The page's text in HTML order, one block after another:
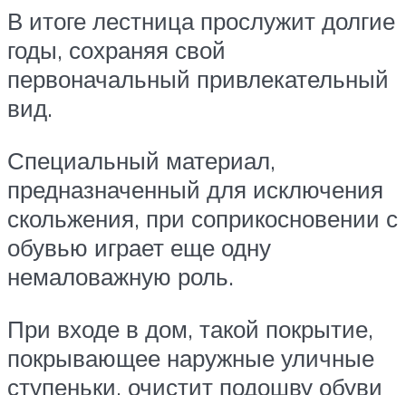
В итоге лестница прослужит долгие
годы, сохраняя свой
первоначальный привлекательный
вид.
Специальный материал,
предназначенный для исключения
скольжения, при соприкосновении с
обувью играет еще одну
немаловажную роль.
При входе в дом, такой покрытие,
покрывающее наружные уличные
ступеньки, очистит подошву обуви